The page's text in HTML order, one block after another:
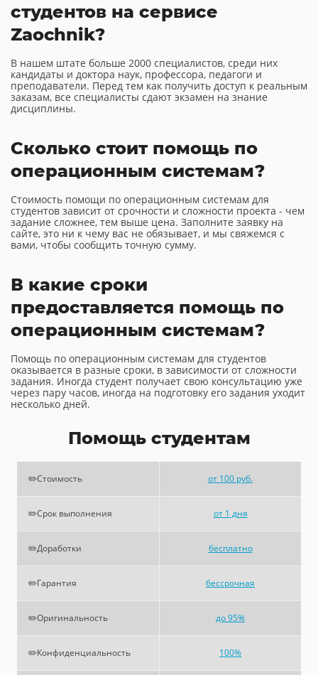
студентов на сервисе
Zaochnik?
В нашем штате больше 2000 специалистов, среди них
кандидаты и доктора наук, профессора, педагоги и
преподаватели. Перед тем как получить доступ к реальным
заказам, все специалисты сдают экзамен на знание
дисциплины.
Сколько стоит помощь по
операционным системам?
Стоимость помощи по операционным системам для
студентов зависит от срочности и сложности проекта - чем
задание сложнее, тем выше цена. Заполните заявку на
сайте, это ни к чему вас не обязывает, и мы свяжемся с
вами, чтобы сообщить точную сумму.
В какие сроки
предоставляется помощь по
операционным системам?
Помощь по операционным системам для студентов
оказывается в разные сроки, в зависимости от сложности
задания. Иногда студент получает свою консультацию уже
через пару часов, иногда на подготовку его задания уходит
несколько дней.
Помощь студентам
✏️Стоимость от 100 руб.
✏️Срок выполнения от 1 дня
✏️Доработки бесплатно
✏️Гарантия бессрочная
✏️Оригинальность до 95%
✏️Конфиденциальность 100%